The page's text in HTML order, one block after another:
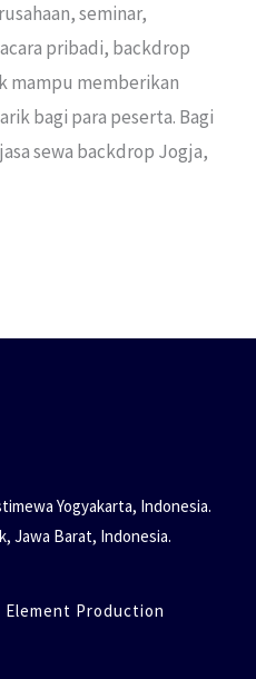
seminar,
pribadi, backdrop
mampu memberikan
bagi para peserta. Bagi
sewa backdrop Jogja,
Yogyakarta, Indonesia.
Jawa Barat, Indonesia.
Production